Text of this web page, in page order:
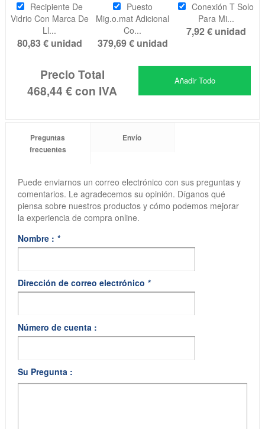
Recipiente De
Vidrio Con Marca De
Ll...
80,83 € unidad
Puesto
Mig.o.mat Adicional
Co...
379,69 € unidad
Conexión T Solo
Para Mi...
7,92 € unidad
Precio Total
468,44 €con IVA
Añadir Todo
Preguntas
frecuentes
Envío
Puede enviarnos un correo electrónico con sus preguntas y
comentarios. Le agradecemos su opinión. Díganos qué
piensa sobre nuestros productos y cómo podemos mejorar
la experiencia de compra online.
Nombre : *
Dirección de correo electrónico *
Número de cuenta :
Su Pregunta :